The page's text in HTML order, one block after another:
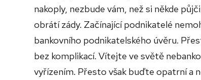
nakoply, nezbude vám, než si někde
obrátí zády. Začínající podnikatelé
bankovního podnikatelského úvěru.
bez komplikací. Vítejte ve světě
vyřízením. Přesto však buďte opatrní a